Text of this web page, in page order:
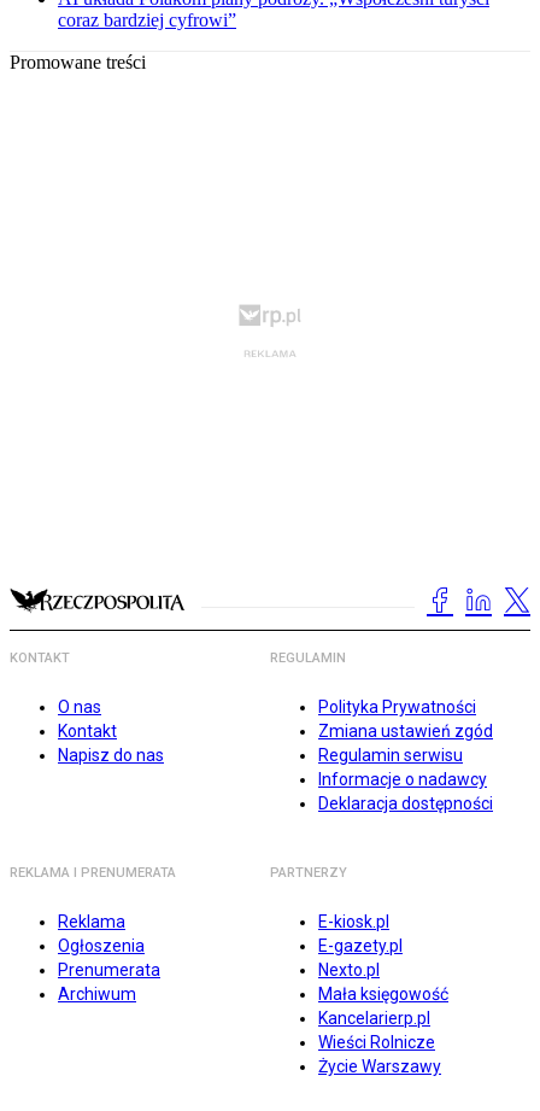
coraz bardziej cyfrowi”
Promowane treści
KONTAKT
O nas
Kontakt
Napisz do nas
REGULAMIN
Polityka Prywatności
Zmiana ustawień zgód
Regulamin serwisu
Informacje o nadawcy
Deklaracja dostępności
REKLAMA I PRENUMERATA
Reklama
Ogłoszenia
Prenumerata
Archiwum
PARTNERZY
E-kiosk.pl
E-gazety.pl
Nexto.pl
Mała księgowość
Kancelarierp.pl
Wieści Rolnicze
Życie Warszawy